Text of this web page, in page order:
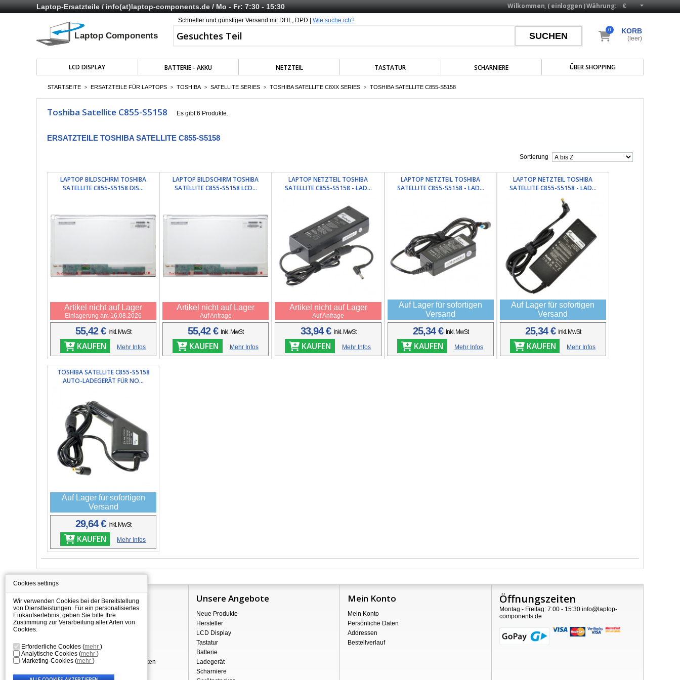
Laptop-Ersatzteile /info(at)laptop-components.de/ Mo - Fr: 7:30 - 15:30 Währung:
Wilkommen, (einloggen)
Schneller und günstiger Versand mit DHL, DPD | Wie suche ich?
LCD DISPLAY BATTERIE - AKKU NETZTEIL TASTATUR SCHARNIERE ÜBER SHOPPING
KORB
0
(leer)
STARTSEITE > ERSATZTEILE FÜR LAPTOPS > TOSHIBA > SATELLITE SERIES > TOSHIBA SATELLITE C8XX SERIES > TOSHIBA SATELLITE C855-S5158
Toshiba Satellite C855-S5158 Es gibt 6 Produkte.
ERSATZTEILE TOSHIBA SATELLITE C855-S5158
Sortierung
LAPTOP BILDSCHIRM TOSHIBA
SATELLITE C855-S5158 DIS...
Artikel nicht auf Lager
Einlagerung am 16.08.2026
55,42 € Inkl. MwSt
KAUFEN Mehr Infos
LAPTOP BILDSCHIRM TOSHIBA
SATELLITE C855-S5158 LCD...
Artikel nicht auf Lager
Auf Anfrage
55,42 € Inkl. MwSt
KAUFEN Mehr Infos
LAPTOP NETZTEIL TOSHIBA
SATELLITE C855-S5158 - LAD...
Artikel nicht auf Lager
Auf Anfrage
33,94 € Inkl. MwSt
KAUFEN Mehr Infos
LAPTOP NETZTEIL TOSHIBA
SATELLITE C855-S5158 - LAD...
Auf Lager für sofortigen
Versand
25,34 € Inkl. MwSt
KAUFEN Mehr Infos
LAPTOP NETZTEIL TOSHIBA
SATELLITE C855-S5158 - LAD...
Auf Lager für sofortigen
Versand
25,34 € Inkl. MwSt
KAUFEN Mehr Infos
TOSHIBA SATELLITE C855-S5158
AUTO-LADEGERÄT FÜR NO...
Auf Lager für sofortigen
Versand
29,64 € Inkl. MwSt
KAUFEN Mehr Infos
Information
Über Shopping
Versand
Geschäftsbedingungen
Verarbeitung personenbezogener Daten
Unsere Angebote
Neue Produkte
Hersteller
LCD Display
Tastatur
Batterie
Ladegerät
Scharniere
Mein Konto
Mein Konto
Persönliche Daten
Addressen
Bestellverlauf
Öffnungszeiten
Montag - Freitag: 7:00 - 15:30 info@laptop-
components.de
Cookies settings
Wir verwenden Cookies bei der Bereitstellung
von Dienstleistungen. Für ein personalisiertes
Einkaufserlebnis, geben Sie bitte Ihre
Zustimmung zur Verarbeitung aller Arten von
Cookies.
Erforderliche Cookies (mehr )
Analytische Cookies (mehr )
Marketing-Cookies (mehr )